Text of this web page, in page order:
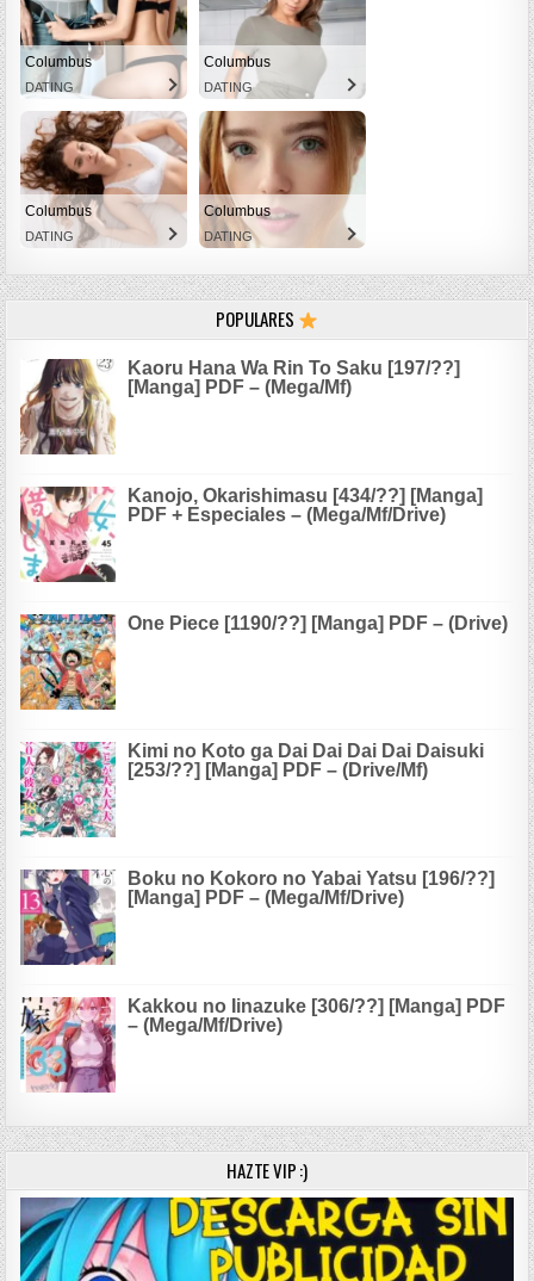
Columbus
DATING
Columbus
DATING
Columbus
DATING
Columbus
DATING
POPULARES
Kaoru Hana Wa Rin To Saku [197/??]
[Manga] PDF – (Mega/Mf)
Kanojo, Okarishimasu [434/??] [Manga]
PDF + Especiales – (Mega/Mf/Drive)
One Piece [1190/??] [Manga] PDF – (Drive)
Kimi no Koto ga Dai Dai Dai Dai Daisuki
[253/??] [Manga] PDF – (Drive/Mf)
Boku no Kokoro no Yabai Yatsu [196/??]
[Manga] PDF – (Mega/Mf/Drive)
Kakkou no Iinazuke [306/??] [Manga] PDF
– (Mega/Mf/Drive)
HAZTE VIP :)